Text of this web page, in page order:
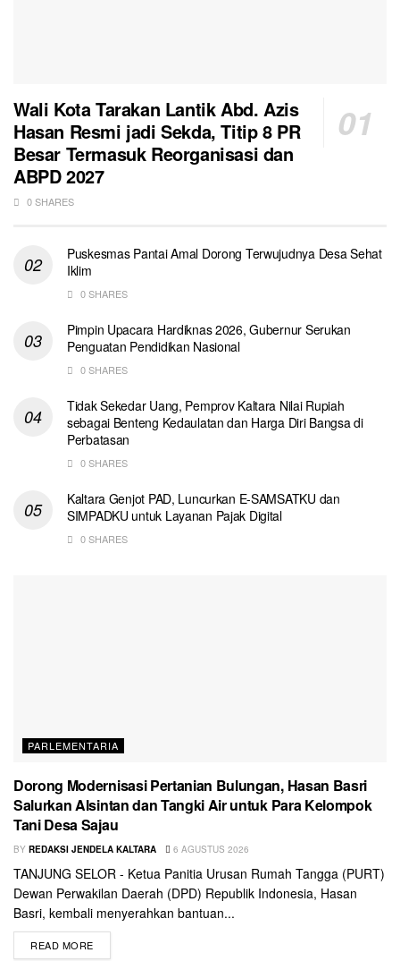
Wali Kota Tarakan Lantik Abd. Azis
Hasan Resmi jadi Sekda, Titip 8 PR
Besar Termasuk Reorganisasi dan
ABPD 2027
0 SHARES
Puskesmas Pantai Amal Dorong Terwujudnya Desa Sehat
Iklim
0 SHARES
Pimpin Upacara Hardiknas 2026, Gubernur Serukan
Penguatan Pendidikan Nasional
0 SHARES
Tidak Sekedar Uang, Pemprov Kaltara Nilai Rupiah
sebagai Benteng Kedaulatan dan Harga Diri Bangsa di
Perbatasan
0 SHARES
Kaltara Genjot PAD, Luncurkan E-SAMSATKU dan
SIMPADKU untuk Layanan Pajak Digital
0 SHARES
PARLEMENTARIA
Dorong Modernisasi Pertanian Bulungan, Hasan Basri
Salurkan Alsintan dan Tangki Air untuk Para Kelompok
Tani Desa Sajau
BY REDAKSI JENDELA KALTARA 6 AGUSTUS 2026
TANJUNG SELOR - Ketua Panitia Urusan Rumah Tangga (PURT)
Dewan Perwakilan Daerah (DPD) Republik Indonesia, Hasan
Basri, kembali menyerahkan bantuan...
READ MORE